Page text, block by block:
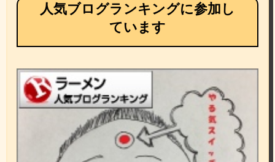
人気ブログランキングに参加し
ています